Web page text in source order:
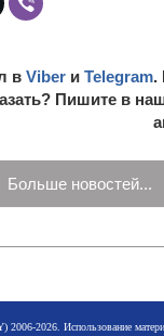
в Viber и Telegram.
Пишите в
Больше новостей...
2026. Использование